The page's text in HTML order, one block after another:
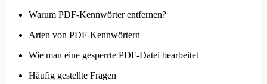
Warum PDF-Kennwörter entfernen?
Arten von PDF-Kennwörtern
Wie man eine gesperrte PDF-Datei bearbeitet
Häufig gestellte Fragen